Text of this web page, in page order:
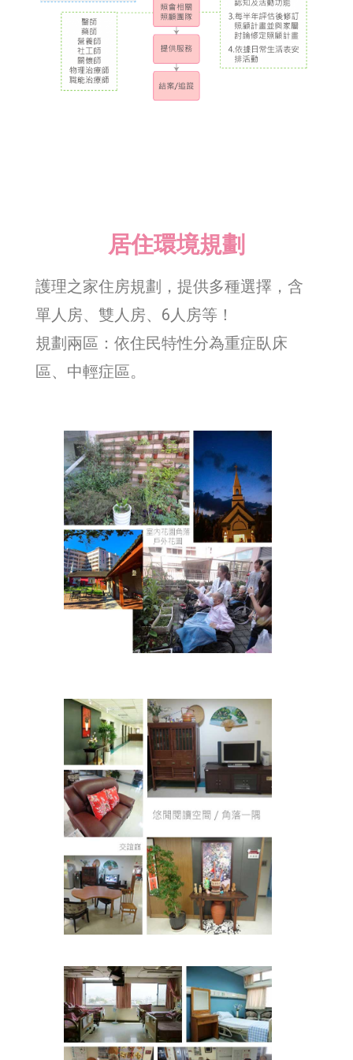
居住環境規劃
護理之家住房規劃，提供多種選擇，含
單人房、雙人房、6人房等！
規劃兩區：依住民特性分為重症臥床
區、中輕症區。